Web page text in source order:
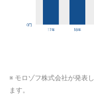
※ モロゾフ株式会社が発表
ます。